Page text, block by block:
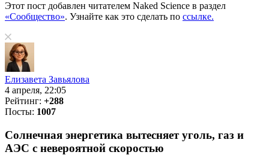
Этот пост добавлен читателем Naked Science в раздел
«Сообщество». Узнайте как это сделать по ссылке.
Елизавета Завьялова
4 апреля, 22:05
Рейтинг: +288
Посты: 1007
Солнечная энергетика вытесняет уголь, газ и
АЭС с невероятной скоростью